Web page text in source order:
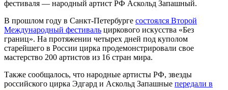
фестиваля — народный артист РФ Аскольд Запашный.
В прошлом году в Санкт-Петербурге состоялся Второй
Международный фестиваль циркового искусства «Без
границ». На протяжении четырех дней под куполом
старейшего в России цирка продемонстрировали свое
мастерство 200 артистов из 16 стран мира.
Также сообщалось, что народные артисты РФ, звезды
российского цирка Эдгард и Аскольд Запашные передали в